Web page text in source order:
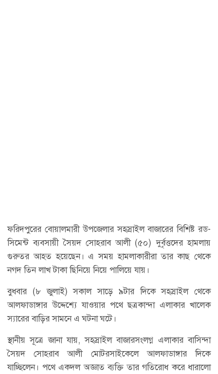
ফরিদপুরের বোয়ালমারী উপজেলার সহস্রাইল বাজারের বিশিষ্ট রড-
সিমেন্ট ব্যবসায়ী সৈয়দ সোহরাব আলী (৫০) দুর্বৃত্তদের হামলায়
গুরুতর আহত হয়েছেন। এ সময় হামলাকারীরা তার কাছ থেকে
নগদ তিন লাখ টাকা ছিনিয়ে নিয়ে পালিয়ে যায়।
বুধবার (৮ জুলাই) সকাল সাড়ে ৯টার দিকে সহস্রাইল থেকে
আলফাডাঙ্গার উদ্দেশ্যে যাওয়ার পথে ছত্রকান্দা এলাকার খালেক
স্যারের বাড়ির সামনে এ ঘটনা ঘটে।
স্থানীয় সূত্রে জানা যায়, সহস্রাইল বাজারসংলগ্ন এলাকার বাসিন্দা
সৈয়দ সোহরাব আলী মোটরসাইকেলে আলফাডাঙ্গার দিকে
যাচ্ছিলেন। পথে একদল অজ্ঞাত ব্যক্তি তার গতিরোধ করে ধারালো